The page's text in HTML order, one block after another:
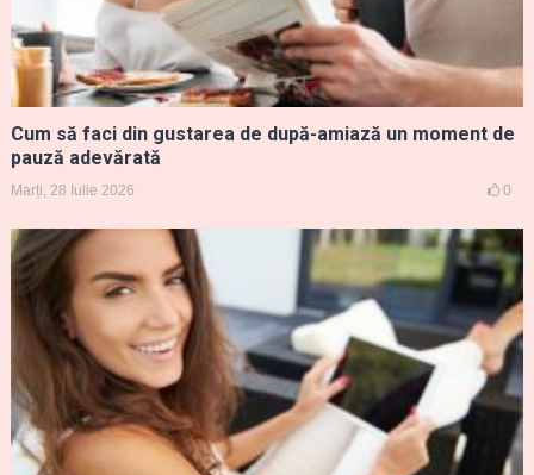
Cum să faci din gustarea de după-amiază un moment de
pauză adevărată
Marți, 28 Iulie 2026 0